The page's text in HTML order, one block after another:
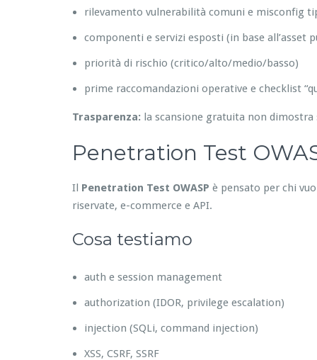
rilevamento vulnerabilità comuni e misconfig
componenti e servizi esposti (in base all’asset
priorità di rischio (critico/alto/medio/basso)
prime raccomandazioni operative e checklist
Trasparenza: la scansione gratuita non dimostra
Penetration Test
Il Penetration Test OWASP è pensato per chi
riservate, e-commerce e API.
Cosa testiamo
auth e session management
authorization (IDOR, privilege escalation)
injection (SQLi, command injection)
XSS, CSRF, SSRF